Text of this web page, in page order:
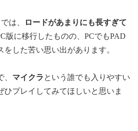
では、
ロードがあまりにも長すぎて
版に移行したものの、PCでもPAD
した苦い思い出があります。
マイクラ という誰でも入りやすい
ひプレイしてみてほしいと思いま